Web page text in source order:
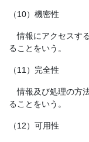
（10）機密性
情報にアクセスす
ることをいう。
（11）完全性
情報及び処理の方
ることをいう。
（12）可用性